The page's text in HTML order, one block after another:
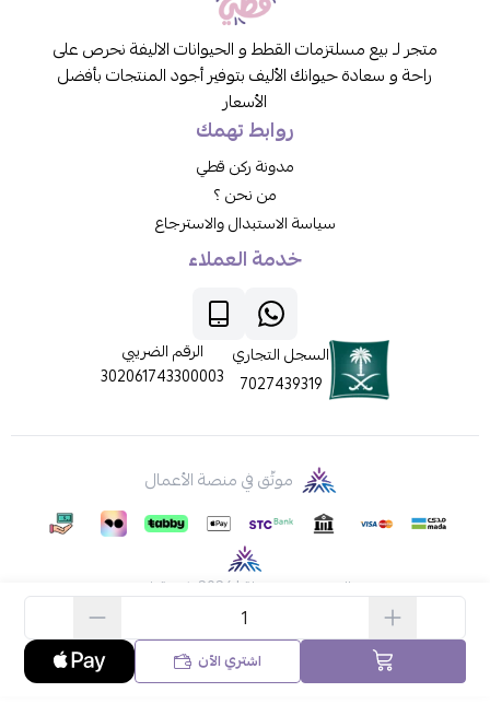
اشتري الآن
متجر لـ بيع مسلتزمات القطط و الحيوانات الاليفة نحرص على
راحة و سعادة حيوانك الأليف بتوفير أجود المنتجات بأفضل
الأسعار
روابط تهمك
مدونة ركن قطي
من نحن ؟
سياسة الاستبدال والاسترجاع
خدمة العملاء
السجل التجاري
7027439319
الرقم الضريبي
302061743300003
موثّق في منصة الأعمال
الحقوق محفوظة | 2026 ركن قطي